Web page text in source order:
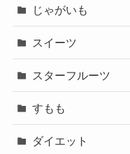
じゃがいも
スイーツ
スターフルーツ
すもも
ダイエット